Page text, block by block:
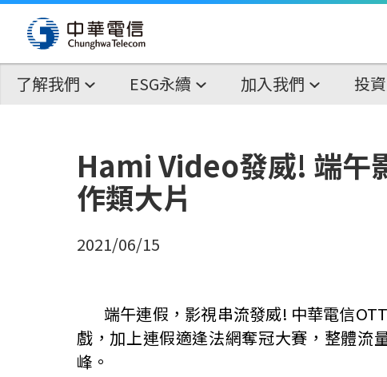
了解我們 ESG永續 加入我們 投
Hami Video發威! 端午
作類大片
2021/06/15
端午連假，影視串流發威! 中華電信OTT
戲，加上連假適逢法網奪冠大賽，整體流
峰。